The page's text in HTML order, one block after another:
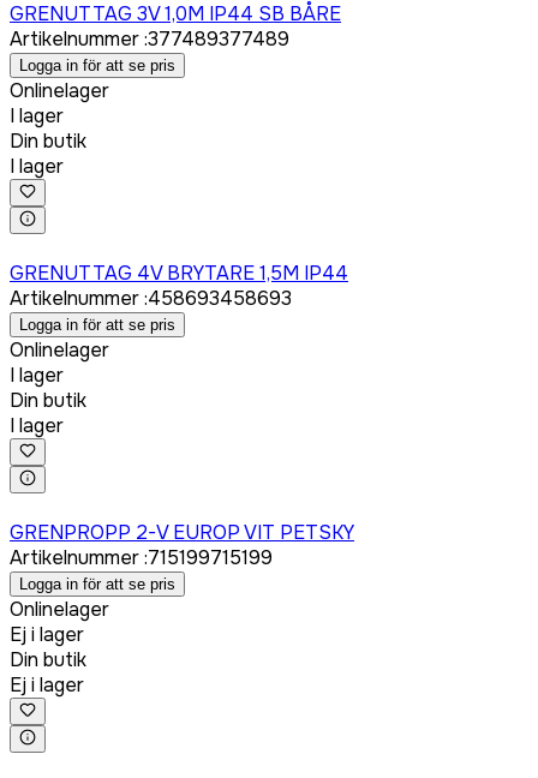
GRENUTTAG 3V 1,0M IP44 SB BÅRE
Artikelnummer:377489377489
Logga in för att se pris
Onlinelager
I lager
Din butik
I lager
GRENUTTAG 4V BRYTARE 1,5M IP44
Artikelnummer:458693458693
Logga in för att se pris
Onlinelager
I lager
Din butik
I lager
GRENPROPP 2-V EUROP VIT PETSKY
Artikelnummer:715199715199
Logga in för att se pris
Onlinelager
Ej i lager
Din butik
Ej i lager